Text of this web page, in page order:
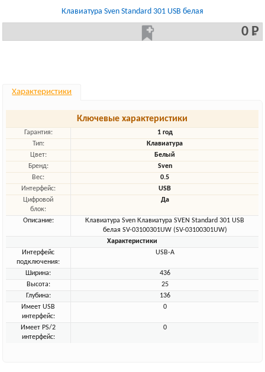
Клавиатура Sven Standard 301 USB белая
0 Р
Характеристики
Ключевые характеристики
Гарантия:
1 год
Тип:
Клавиатура
Цвет:
Белый
Бренд:
Sven
Вес:
0.5
Интерфейс:
USB
Цифровой
блок:
Да
Описание:
Клавиатура Sven Клавиатура SVEN Standard 301 USB
белая SV-03100301UW (SV-03100301UW)
Характеристики
Интерфейс
подключения:
USB-A
Ширина:
436
Высота:
25
Глубина:
136
Имеет USB
интерфейс:
0
Имеет PS/2
интерфейс:
0